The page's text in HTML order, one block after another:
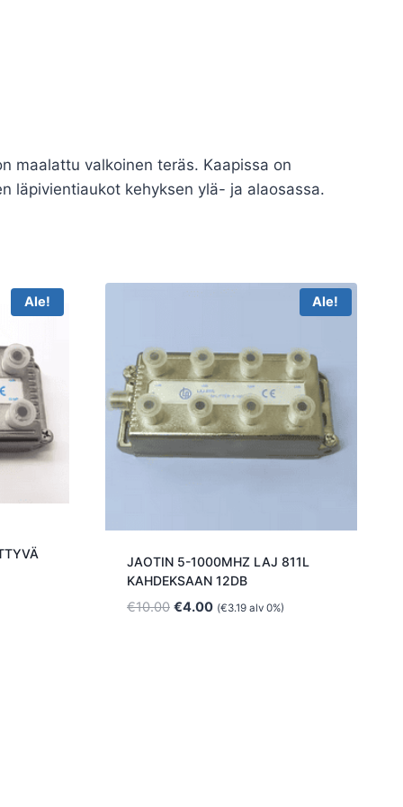
maalattu valkoinen teräs. Kaapissa on
läpivientiaukot kehyksen ylä- ja alaosassa.
Ale! Ale!
JAOTIN 5-1000MHZ LAJ 811L
KAHDEKSAAN 12DB
€10.00 Alkuperäinen
€4.00Nykyinen
(€3.19 alv 0%)